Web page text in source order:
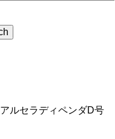
ルセラディペンダD号